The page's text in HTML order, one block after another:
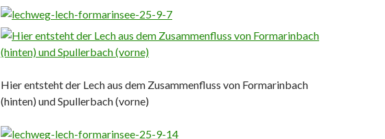
Hier entsteht der Lech aus dem Zusammenfluss von Formarinbach
(hinten) und Spullerbach (vorne)